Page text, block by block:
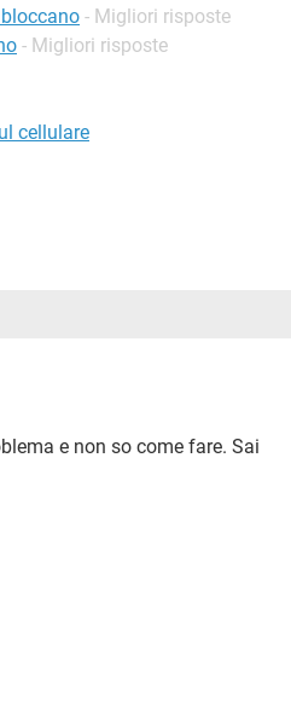
- Migliori risposte
- Migliori risposte
cellulare
e non so come fare. Sai